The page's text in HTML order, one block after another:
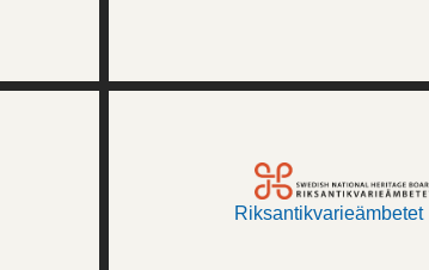
Riksantikvarieämbetet